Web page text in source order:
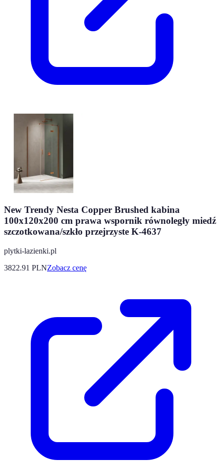
New Trendy Nesta Copper Brushed kabina
100x120x200 cm prawa wspornik równoległy miedź
szczotkowana/szkło przejrzyste K-4637
plytki-lazienki.pl
3822.91 PLNZobacz cenę